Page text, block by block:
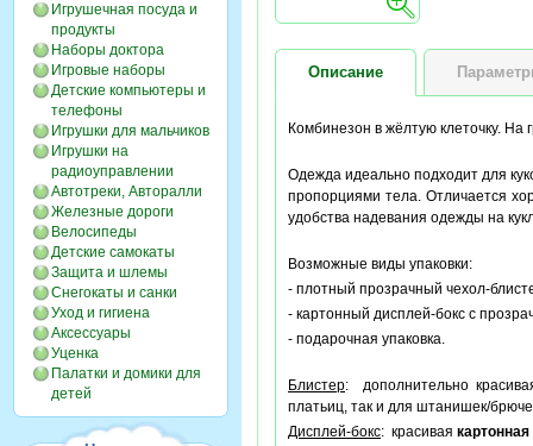
Игрушечная посуда и
продукты
Наборы доктора
Игровые наборы
Детские компьютеры и
телефоны
Игрушки для мальчиков
Игрушки на
радиоуправлении
Автотреки, Авторалли
Железные дороги
Велосипеды
Детские самокаты
Защита и шлемы
Снегокаты и санки
Уход и гигиена
Аксессуары
Уценка
Палатки и домики для
детей
Описание
Комбинезон в жёлтую клеточку. На
Одежда идеально подходит для
пропорциями тела. Отличается
удобства надевания одежды на
Возможные виды упаковки:
- плотный прозрачный чехол-
- картонный дисплей-бокс с
- подарочная упаковка.
Блистер: дополнительно
платьиц, так и для штанишек/
Дисплей-бокс: красивая картонная